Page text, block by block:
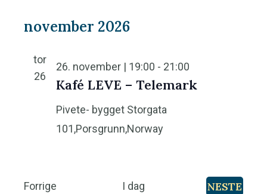
november 2026
tor
26
Kafé LEVE – Telemark
26. november | 19:00 - 21:00
Pivete- bygget Storgata
101,Porsgrunn,Norway
ForrigeA
I dag
NESTE